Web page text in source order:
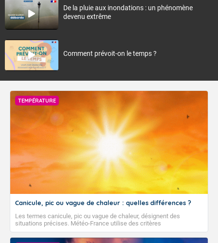
De la pluie aux inondations : un phénomène
devenu extrême
Comment prévoit-on le temps ?
TEMPÉRATURE
Canicule, pic ou vague de chaleur : quelles différences ?
Les termes canicule, pic ou vague de chaleur, désignent des
situations précises. Météo-France utilise des critères
climatologiques pour évaluer et qualifier les épisodes de chaleur qui
peuvent avoir des impacts sanitaires et socio-économiques